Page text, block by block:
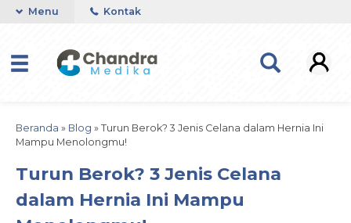
Menu Kontak
Beranda » Blog » Turun Berok? 3 Jenis Celana dalam Hernia Ini
Mampu Menolongmu!
Turun Berok? 3 Jenis Celana
dalam Hernia Ini Mampu